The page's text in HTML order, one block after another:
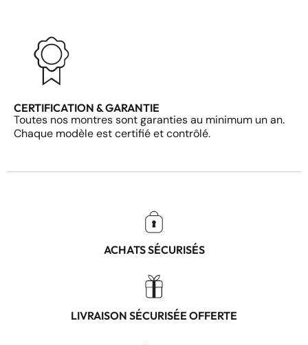
CERTIFICATION & GARANTIE
Toutes nos montres sont garanties au minimum un an.
Chaque modèle est certifié et contrôlé.
ACHATS SÉCURISÉS
LIVRAISON SÉCURISÉE OFFERTE